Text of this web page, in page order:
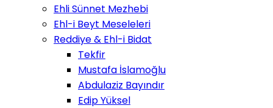
Ehli Sünnet Mezhebi
Ehl-i Beyt Meseleleri
Reddiye & Ehl-i Bidat
Tekfir
Mustafa İslamoğlu
Abdulaziz Bayındır
Edip Yüksel